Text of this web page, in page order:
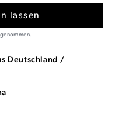
lassen
Deutschland /